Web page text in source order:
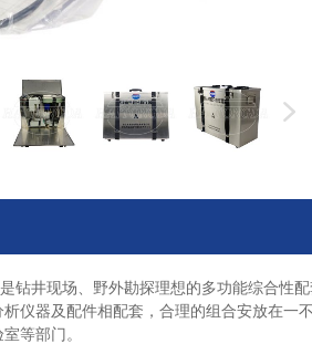
钻井现场、野外勘探理想的多功能综合性配
仪器及配件相配套，合理的组合安放在一
等部门。